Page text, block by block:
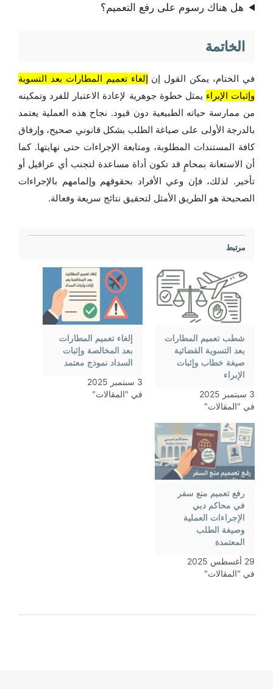
هل هناك رسوم على رفع التعميم؟
الخاتمة
في الختام، يمكن القول إن إلغاء تعميم المطارات بعد التسوية
وإثبات الإبراء يمثل خطوة جوهرية لإعادة الاعتبار للفرد وتمكينه
من ممارسة حياته الطبيعية دون قيود. نجاح هذه العملية يعتمد
بالدرجة الأولى على صياغة الطلب بشكل قانوني صحيح، وإرفاق
كافة المستندات المطلوبة، ومتابعة الإجراءات حتى نهايتها. كما
أن الاستعانة بمحامٍ قد تكون أداة مساعدة لتجنب أي عراقيل أو
تأخير. لذلك، فإن وعي الأفراد بحقوقهم وإلمامهم بالإجراءات
الصحيحة هو الطريق الأمثل لتحقيق نتائج سريعة وفعالة.
مرتبط
شطب تعميم المطارات
بعد التسوية القضائية
صيغة خطاب وإثبات
الإبراء
3 سبتمبر 2025
في "المقالات"
إلغاء تعميم المطارات
بعد المخالصة وإثبات
السداد نموذج معتمد
3 سبتمبر 2025
في "المقالات"
رفع تعميم منع سفر
في محاكم دبي
الإجراءات العملية
وصيغة الطلب
المعتمدة
29 أغسطس 2025
في "المقالات"